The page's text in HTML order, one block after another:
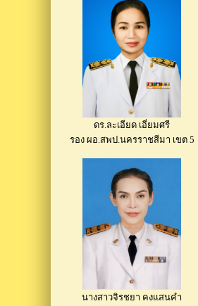
ดร.ละเอียด เอี่ยมศรี
รอง ผอ.สพป.นครราชสีมา เขต 5
นางสาวจิรชยา คงแสนคำ